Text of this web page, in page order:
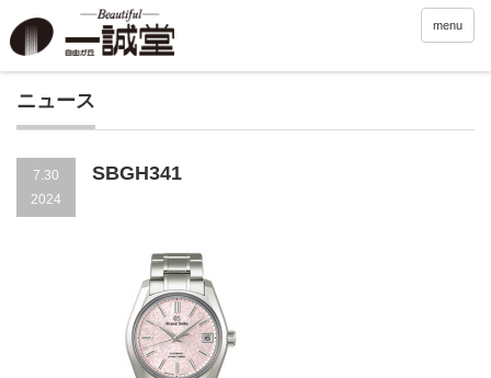
menu
ニュース
7.30
2024
SBGH341